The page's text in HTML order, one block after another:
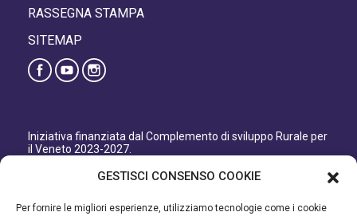
GESTISCI CONSENSO COOKIE
Per fornire le migliori esperienze, utilizziamo tecnologie come i cookie
RASSEGNA STAMPA
SITEMAP
Iniziativa finanziata dal Complemento di sviluppo Rurale per
il Veneto 2023-2027.
Organismo responsabile dell’informazione: GAL Patavino
Autorità di Gestione regionale: Regione del Veneto –
Direzione AdG FEASR Bonifica e Irrigazione.